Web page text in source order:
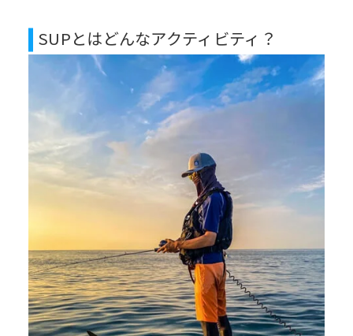
SUPとはどんなアクティビティ？